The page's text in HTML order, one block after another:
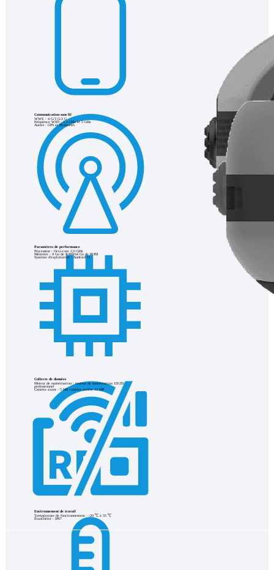
Communication sans fil
WWE : 4 G/3 G/2 G
Fréquence WIFI : 2,4 GHz et 5 GHz
Autres : GPS et Bluetooth
Paramètres de performance
Processeur : Octa-core 2,0 GHz
Mémoire : 4 Go de RAM/64 Go de ROM
Système d'exploitation : Android 11
Collecte de données
Moteur de numérisation : moteur de numérisation 1D/2D
professionnel
Caméra avant : 5 MP, caméra arrière 13 MP
Environnement de travail
Température de fonctionnement : -20 ℃ à 55 ℃
Étanchéité : IP67